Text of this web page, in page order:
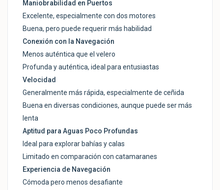
Maniobrabilidad en Puertos
Excelente, especialmente con dos motores
Buena, pero puede requerir más habilidad
Conexión con la Navegación
Menos auténtica que el velero
Profunda y auténtica, ideal para entusiastas
Velocidad
Generalmente más rápida, especialmente de ceñida
Buena en diversas condiciones, aunque puede ser más
lenta
Aptitud para Aguas Poco Profundas
Ideal para explorar bahías y calas
Limitado en comparación con catamaranes
Experiencia de Navegación
Cómoda pero menos desafiante